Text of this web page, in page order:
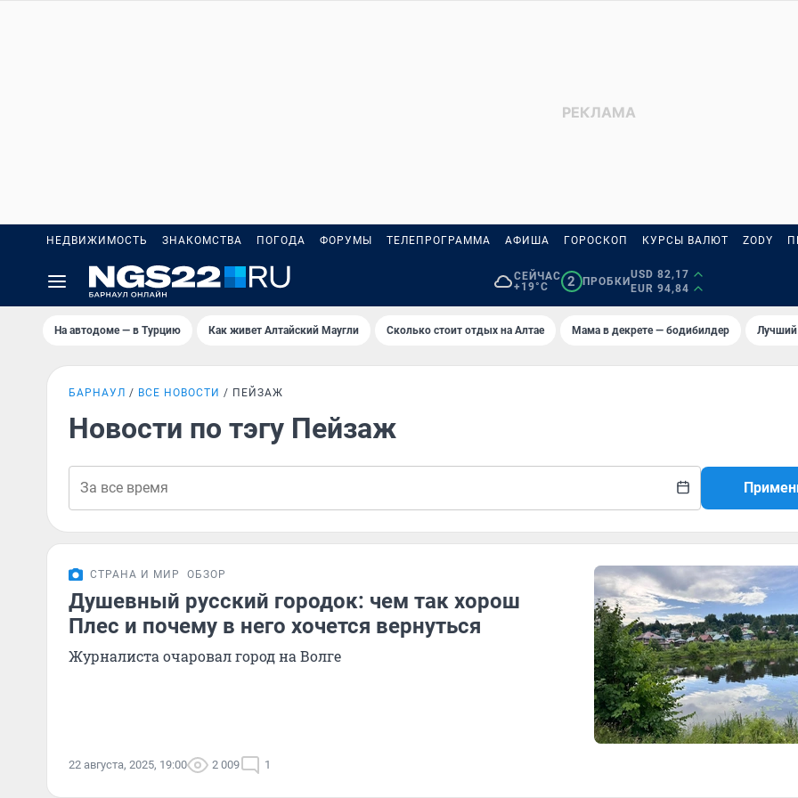
НЕДВИЖИМОСТЬ ЗНАКОМСТВА ПОГОДА ФОРУМЫ ТЕЛЕПРОГРАММА АФИША ГОРОСКОП КУРСЫ ВАЛЮТ ZODY
СЕЙЧАС
+19°C
2 ПРОБКИ
USD 82,17
EUR 94,84
На автодоме — в Турцию Как живет Алтайский Маугли Сколько стоит отдых на Алтае Мама в декрете — бодибилдер
БАРНАУЛ ВСЕ НОВОСТИ ПЕЙЗАЖ
Новости по тэгу Пейзаж
СТРАНА И МИР ОБЗОР
Душевный русский городок: чем так хорош
Плес и почему в него хочется вернуться
Журналиста очаровал город на Волге
22 августа, 2025, 19:00 2 009 1